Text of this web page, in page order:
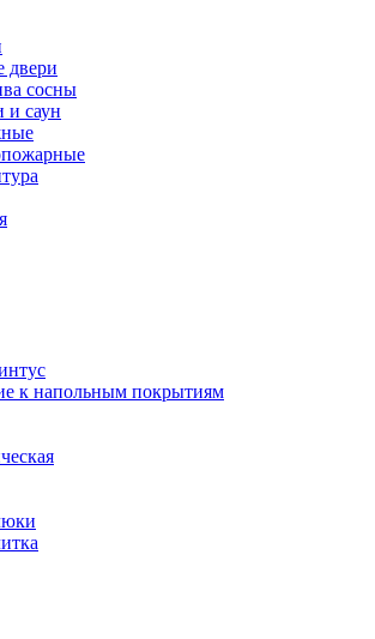
двери
сосны
и саун
к напольным покрытиям